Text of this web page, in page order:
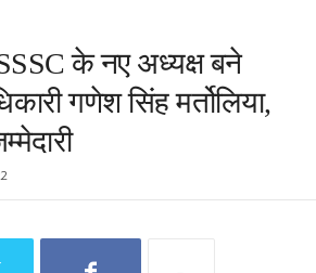
के नए अध्यक्ष बने
गणेश सिंह मर्तोलिया,